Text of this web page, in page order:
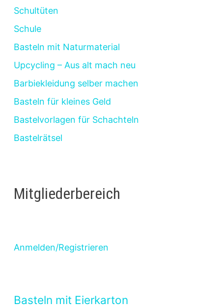
Schultüten
Schule
Basteln mit Naturmaterial
Upcycling – Aus alt mach neu
Barbiekleidung selber machen
Basteln für kleines Geld
Bastelvorlagen für Schachteln
Bastelrätsel
Mitgliederbereich
Anmelden/Registrieren
Basteln mit Eierkarton